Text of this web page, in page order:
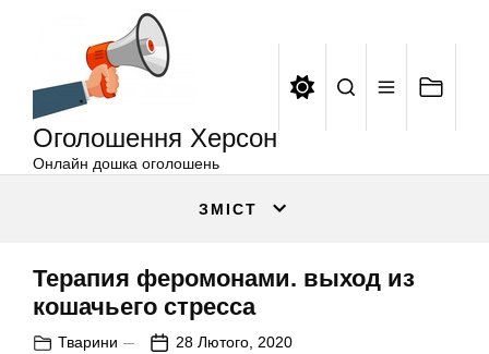
Оголошення Херсон
Онлайн дошка оголошень
ЗМІСТ
Терапия феромонами. выход из
кошачьего стресса
Тварини 28 Лютого, 2020